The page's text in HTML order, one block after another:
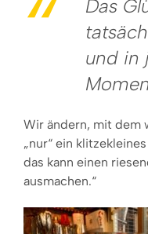
Das
und in
Wir ändern, mit dem
„nur“ ein
das kann einen
ausmachen.“